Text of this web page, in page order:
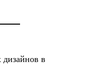
в